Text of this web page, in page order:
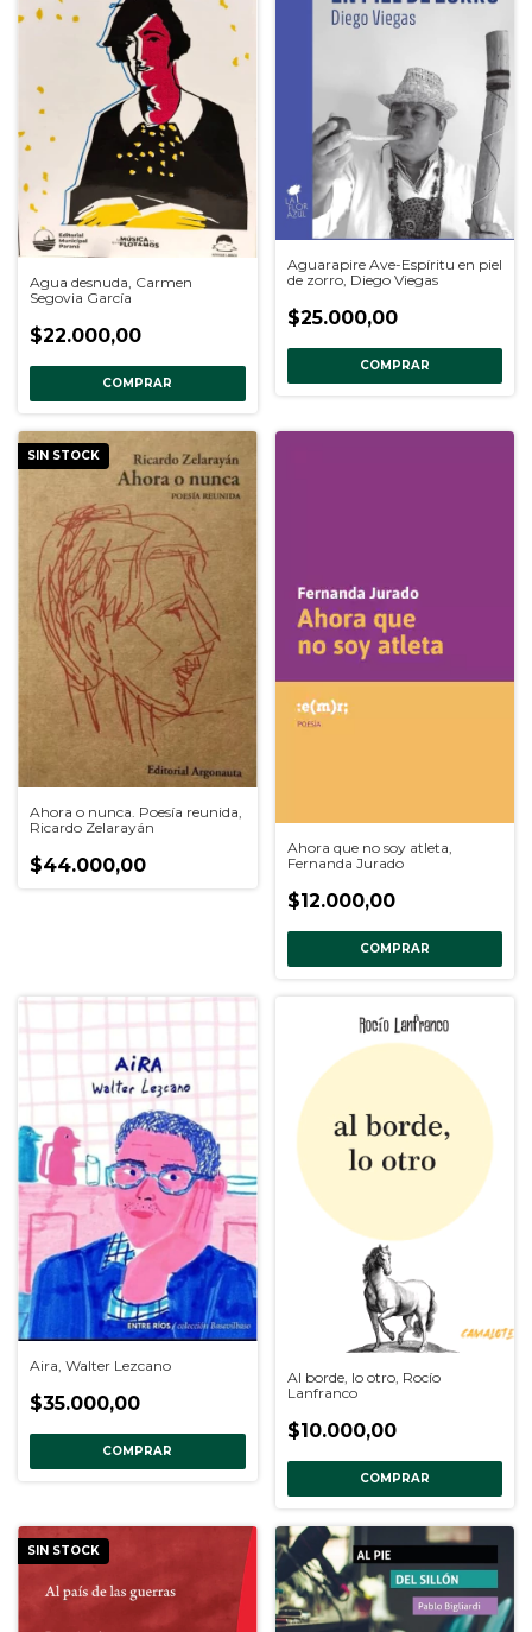
Agua desnuda, Carmen
Segovia García
$22.000,00
COMPRAR
Aguarapire Ave-Espíritu en piel
de zorro, Diego Viegas
$25.000,00
COMPRAR
SIN STOCK
Ahora o nunca. Poesía reunida,
Ricardo Zelarayán
$44.000,00
Ahora que no soy atleta,
Fernanda Jurado
$12.000,00
COMPRAR
Aira, Walter Lezcano
$35.000,00
COMPRAR
Al borde, lo otro, Rocío
Lanfranco
$10.000,00
COMPRAR
SIN STOCK